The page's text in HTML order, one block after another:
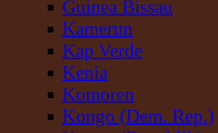
Guinea Bissau
Kamerun
Kap Verde
Kenia
Komoren
Kongo (Dem. Rep.)